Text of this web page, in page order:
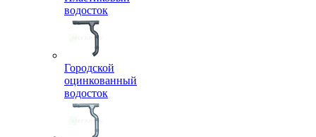
водосток
Городской
оцинкованный
водосток